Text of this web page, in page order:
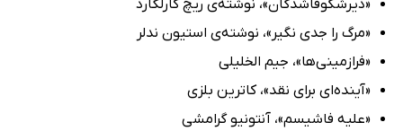
«دیرشکوفاشدگان»، نوشته‌ی ریچ کارلگارد
«مرگ را جدی نگیر»، نوشته‌ی استیون ندلر
«فرازمینی‌ها»، جیم الخلیلی
«آینده‌ای برای نقد»، کاترین بلزی
«علیه فاشیسم»، آنتونیو گرامشی